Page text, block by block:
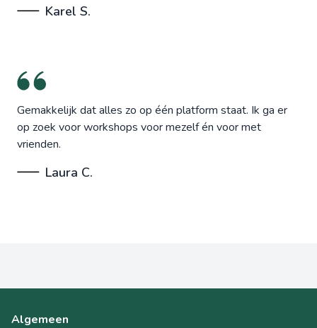
Karel S.
Gemakkelijk dat alles zo op één platform staat. Ik ga er
op zoek voor workshops voor mezelf én voor met
vrienden.
Laura C.
Algemeen